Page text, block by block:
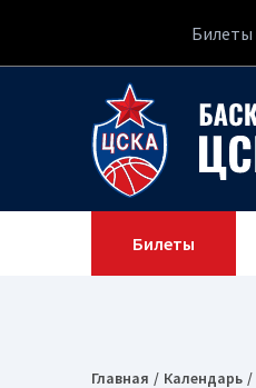
Билеты
Билеты
Главная Календарь